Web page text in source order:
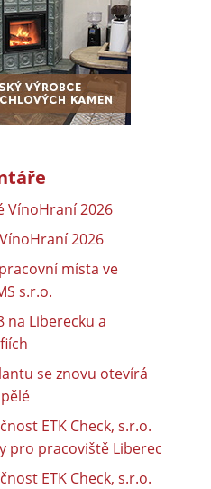
VínoHraní 2026
2026
místa ve
s.r.o.
na Liberecku a
se znovu otevírá
ETK Check, s.r.o.
pro pracoviště Liberec
ETK Check, s.r.o.